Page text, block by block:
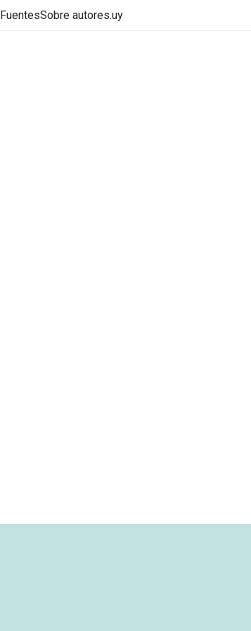
FuentesSobre autores.uy